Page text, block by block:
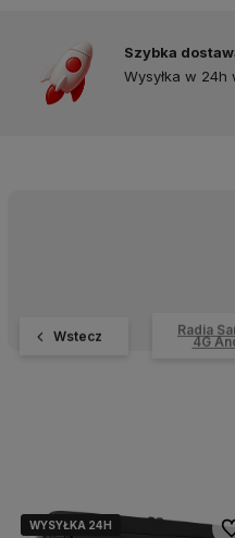
Szybka
Wysyłka w
Wstecz Radia
4G
WYSYŁKA 24H
WYSYŁKA 24H